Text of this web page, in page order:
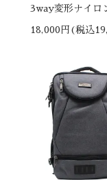
3way変形ナイロ
18,000円(税込